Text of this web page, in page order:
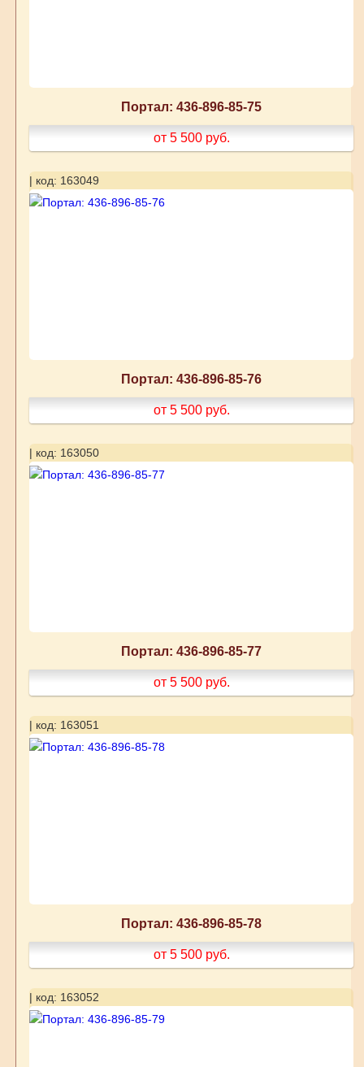
Портал: 436-896-85-75
от 5 500 руб.
| код: 163049
Портал: 436-896-85-76
от 5 500 руб.
| код: 163050
Портал: 436-896-85-77
от 5 500 руб.
| код: 163051
Портал: 436-896-85-78
от 5 500 руб.
| код: 163052